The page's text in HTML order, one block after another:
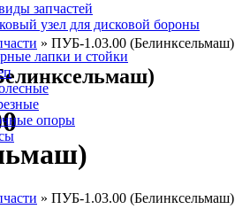
запчастей
узел для дисковой бороны
лапки и стойки
опоры
» ПУБ-1.03.00 (Белинксельмаш)
» ПУБ-1.03.00 (Белинксельмаш)